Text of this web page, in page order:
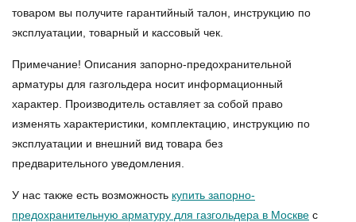
товаром вы получите гарантийный талон, инструкцию по
эксплуатации, товарный и кассовый чек.
Примечание! Описания запорно-предохранительной
арматуры для газгольдера носит информационный
характер. Производитель оставляет за собой право
изменять характеристики, комплектацию, инструкцию по
эксплуатации и внешний вид товара без
предварительного уведомления.
У нас также есть возможность купить запорно-
предохранительную арматуру для газгольдера в Москве с